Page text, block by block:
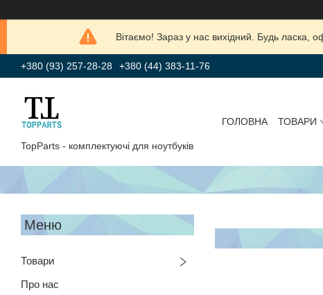
Вітаємо! Зараз у нас вихідний. Будь
+380 (93) 257-28-28 +380 (44) 383-11-76
TopParts - комплектуючі для ноутбуків
ГОЛОВНА ТОВАРИ
Товари
Про нас